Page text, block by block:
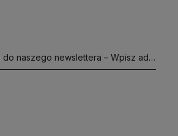
do naszego newslettera – Wpisz adres e-